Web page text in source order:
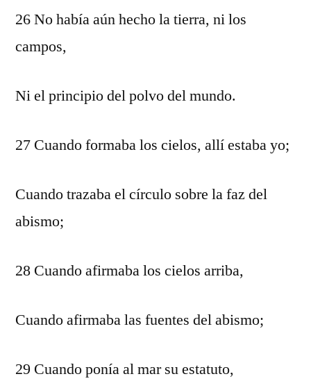
26 No había aún hecho la tierra, ni los
campos,
Ni el principio del polvo del mundo.
27 Cuando formaba los cielos, allí estaba yo;
Cuando trazaba el círculo sobre la faz del
abismo;
28 Cuando afirmaba los cielos arriba,
Cuando afirmaba las fuentes del abismo;
29 Cuando ponía al mar su estatuto,